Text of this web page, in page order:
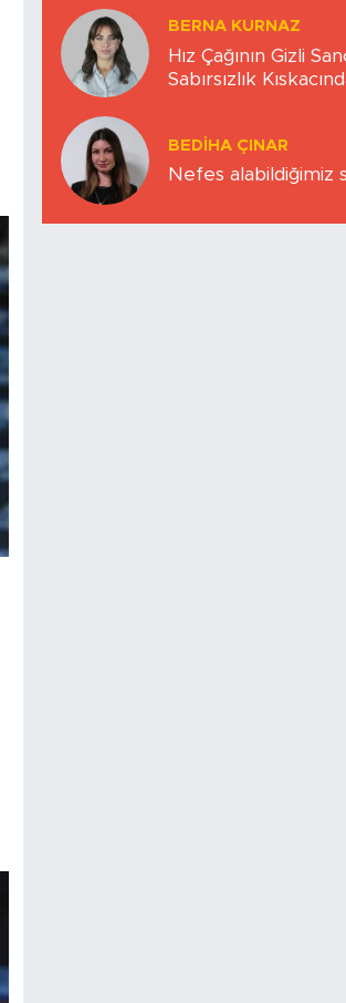
BERNA KURNAZ
Hız Çağının Gizli
Sabırsızlık
BEDIHA ÇINAR
Nefes alabildiğimiz